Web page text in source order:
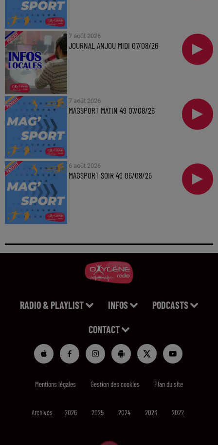
7 août 2026
JOURNAL ANJOU MIDI 07/08/26
7 août 2026
MAGSPORT MATIN 49 07/08/26
6 août 2026
MAGSPORT SOIR 49 06/08/26
RADIO & PLAYLIST INFOS PODCASTS
CONTACT
Mentions légales Gestion des cookies Plan du site
Archives 2026 2025 2024 2023 2022